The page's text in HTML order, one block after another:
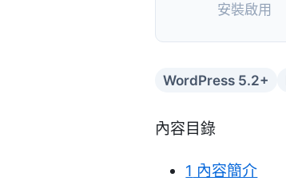
安裝啟用
WordPress 5.2+
內容目錄
1 內容簡介